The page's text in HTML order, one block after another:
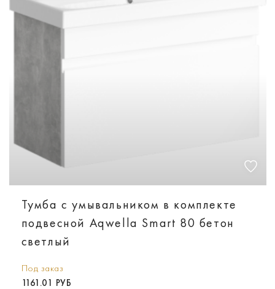
Тумба с умывальником в комплекте
подвесной Aqwella Smart 80 бетон
светлый
Под заказ
1161.01 РУБ